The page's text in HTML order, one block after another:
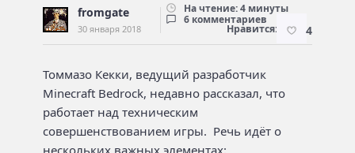
fromgate
30 января 2018
На чтение: 4 минуты
6 комментариев
Нравится: 4
Томмазо Кекки, ведущий разработчик
Minecraft Bedrock, недавно рассказал, что
работает над техническим
совершенствованием игры. Речь идёт о
нескольких важных элементах: